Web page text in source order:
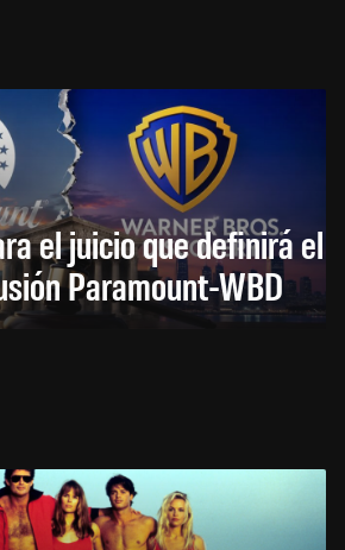
el juicio que definirá el
Paramount-WBD